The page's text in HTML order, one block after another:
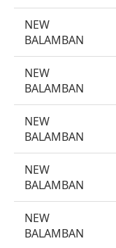
NEW
BALAMBAN
NEW
BALAMBAN
NEW
BALAMBAN
NEW
BALAMBAN
NEW
BALAMBAN